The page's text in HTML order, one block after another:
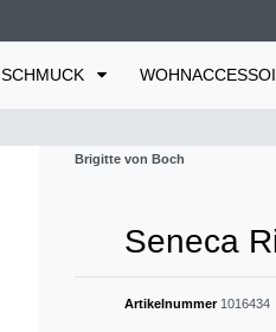
SCHMUCK
Brigitte von Boch
Seneca
Artikelnummer 1016434